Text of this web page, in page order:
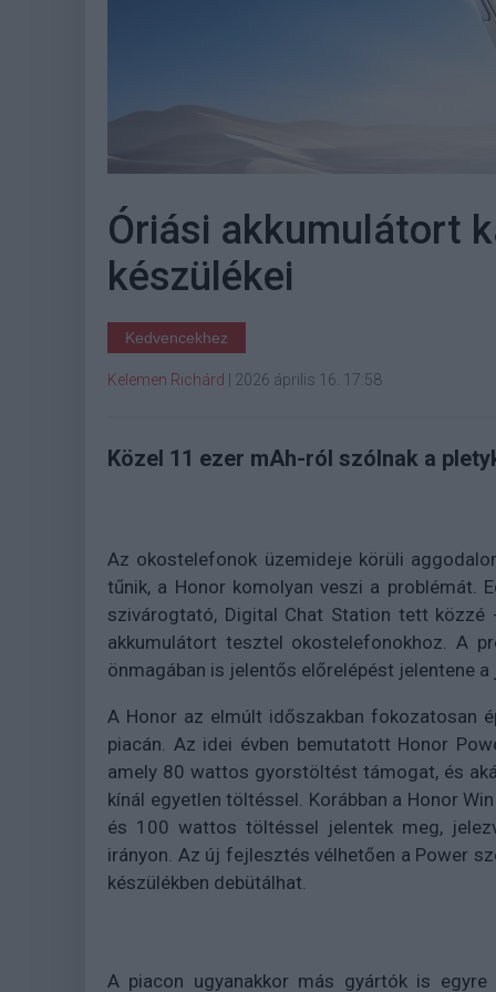
Óriási akkumulátort
készülékei
Kedvencekhez
Kelemen Richárd 2026 április 16. 17:58
Közel 11 ezer mAh-ról szólnak a
Az okostelefonok üzemideje körüli
tűnik, a Honor komolyan veszi a
szivárogtató, Digital Chat Station tett
akkumulátort tesztel okostelefonokhoz. A
önmagában is jelentős előrelépést jelentene
A Honor az elmúlt időszakban fokozatosan
piacán. Az idei évben bemutatott Honor
amely 80 wattos gyorstöltést támogat, és
kínál egyetlen töltéssel. Korábban a Honor
és 100 wattos töltéssel jelentek meg,
irányon. Az új fejlesztés vélhetően a Power
készülékben debütálhat.
A piacon ugyanakkor más gyártók is